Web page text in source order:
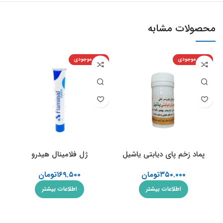
محصولات مشابه
اتمام موجودی
پماد زخم پای دیابتی یاشیل
۳۵۰.۰۰۰تومان
اطلاعات بیشتر
اتمام موجودی
ژل فلامینال هیدرو
۱۶۹.۵۰۰تومان
اطلاعات بیشتر